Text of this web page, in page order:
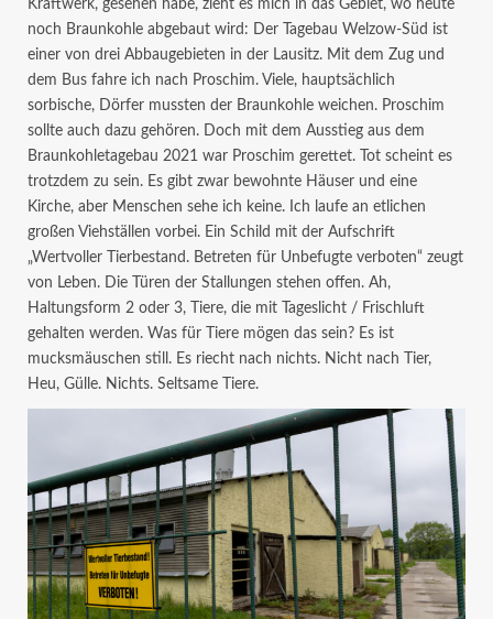
Kraftwerk, gesehen habe, zieht es mich in das Gebiet, wo heute
noch Braunkohle abgebaut wird: Der Tagebau Welzow-Süd ist
einer von drei Abbaugebieten in der Lausitz. Mit dem Zug und
dem Bus fahre ich nach Proschim. Viele, hauptsächlich
sorbische, Dörfer mussten der Braunkohle weichen. Proschim
sollte auch dazu gehören. Doch mit dem Ausstieg aus dem
Braunkohletagebau 2021 war Proschim gerettet. Tot scheint es
trotzdem zu sein. Es gibt zwar bewohnte Häuser und eine
Kirche, aber Menschen sehe ich keine. Ich laufe an etlichen
großen Viehställen vorbei. Ein Schild mit der Aufschrift
„Wertvoller Tierbestand. Betreten für Unbefugte verboten“ zeugt
von Leben. Die Türen der Stallungen stehen offen. Ah,
Haltungsform 2 oder 3, Tiere, die mit Tageslicht / Frischluft
gehalten werden. Was für Tiere mögen das sein? Es ist
mucksmäuschen still. Es riecht nach nichts. Nicht nach Tier,
Heu, Gülle. Nichts. Seltsame Tiere.